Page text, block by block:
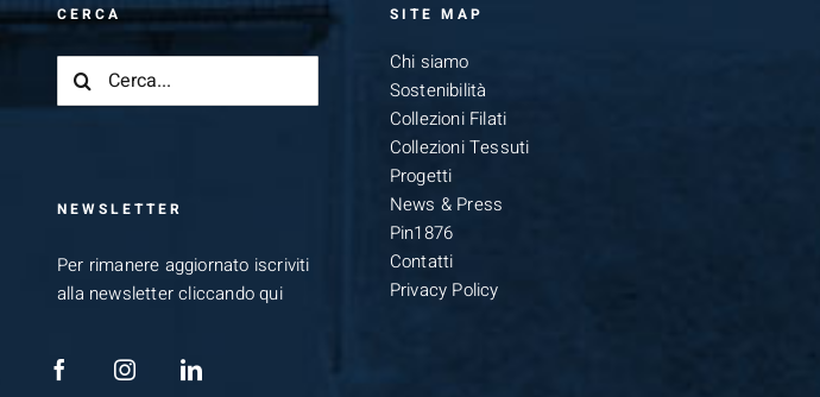
CERCA
Cerca
per:
NEWSLETTER
Per rimanere aggiornato iscriviti
alla newsletter cliccando qui
SITE MAP
Chi siamo
Sostenibilità
Collezioni Filati
Collezioni Tessuti
Progetti
News & Press
Pin1876
Contatti
Privacy Policy